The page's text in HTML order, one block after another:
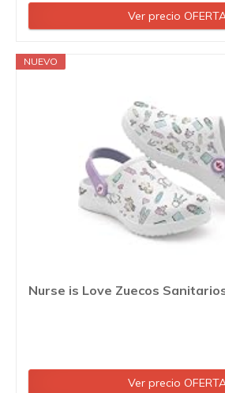
Ver precio
NUEVO
Nurse is Love Zuecos
Ver precio